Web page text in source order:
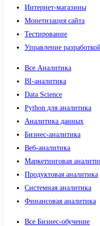
Интернет-магазины
Монетизация сайта
Тестирование
Управление разработкой
Все Аналитика
BI-аналитика
Data Science
Python для аналитика
Аналитика данных
Бизнес-аналитика
Веб-аналитика
Маркетинговая
Продуктовая аналитика
Системная аналитика
Финансовая аналитика
Все Бизнес-обучение